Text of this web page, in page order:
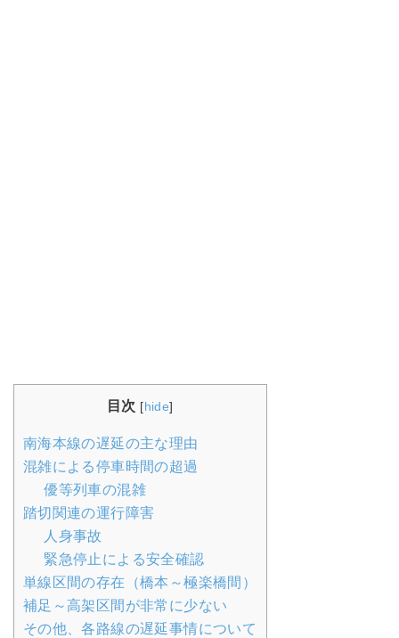
目次 [hide]
南海本線の遅延の主な理由
混雑による停車時間の超過
優等列車の混雑
踏切関連の運行障害
人身事故
緊急停止による安全確認
単線区間の存在（橋本～極楽橋間）
補足～高架区間が非常に少ない
その他、各路線の遅延事情について